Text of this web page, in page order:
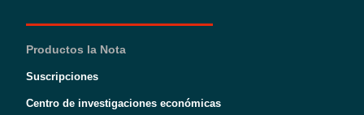
Productos la Nota
Suscripciones
Centro de investigaciones económicas